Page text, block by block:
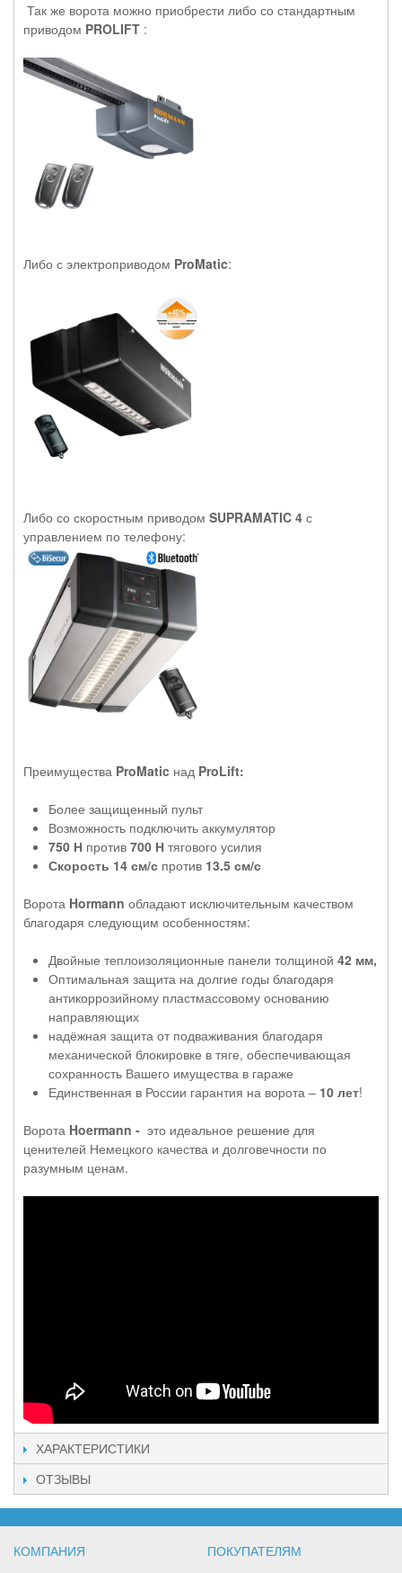
Так же ворота можно приобрести либо со стандартным
приводом PROLIFT :
Либо с электроприводом ProMatic:
Либо со скоростным приводом SUPRAMATIC 4 с
управлением по телефону:
Преимущества ProMatic над ProLift:
Более защищенный пульт
Возможность подключить аккумулятор
750 Н против 700 Н тягового усилия
Скорость 14 см/с против 13.5 см/с
Ворота Hormann обладают исключительным качеством
благодаря следующим особенностям:
Двойные теплоизоляционные панели толщиной 42 мм,
Оптимальная защита на долгие годы благодаря
антикоррозийному пластмассовому основанию
направляющих
надёжная защита от подваживания благодаря
механической блокировке в тяге, обеспечивающая
сохранность Вашего имущества в гараже
Единственная в России гарантия на ворота – 10 лет!
Ворота Hoermann - это идеальное решение для
ценителей Немецкого качества и долговечности по
разумным ценам.
ХАРАКТЕРИСТИКИ
ОТЗЫВЫ
КОМПАНИЯ ПОКУПАТЕЛЯМ